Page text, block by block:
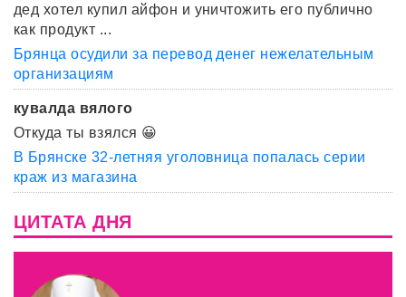
дед хотел купил айфон и уничтожить его публично
как продукт ...
Брянца осудили за перевод денег нежелательным
организациям
кувалда вялого
Откуда ты взялся 😀
В Брянске 32-летняя уголовница попалась серии
краж из магазина
ЦИТАТА ДНЯ